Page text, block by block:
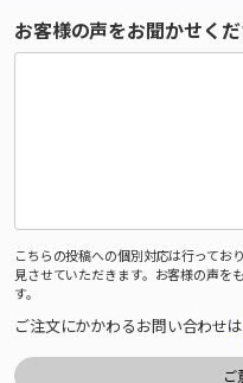
お客様の声をお聞かせく
こちらの投稿への個別対応は行ってお
見させていただきます。お客様の声を
す。
ご注文にかかわるお問い合わせは